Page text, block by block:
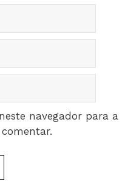
navegador para a